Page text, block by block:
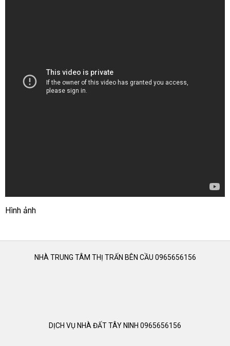
Hình ảnh
NHÀ TRUNG TÂM THỊ TRẤN BÊN CẦU 0965656156
DỊCH VỤ NHÀ ĐẤT TÂY NINH 0965656156